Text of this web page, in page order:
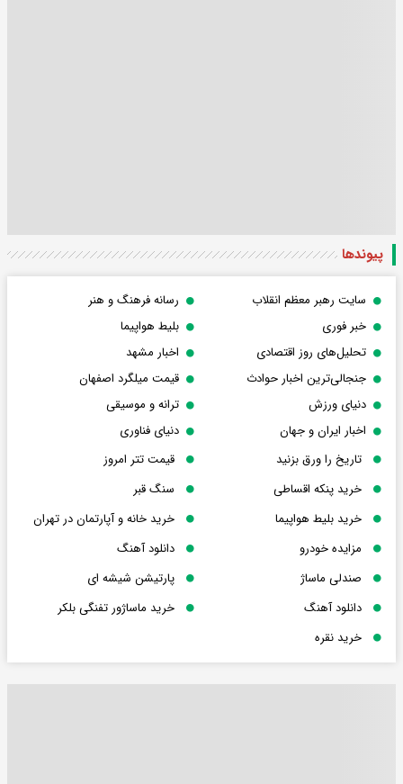
پیوندها
سایت رهبر معظم انقلاب
رسانه فرهنگ و هنر
خبر فوری
بلیط هواپیما
تحلیل‌های روز اقتصادی
اخبار مشهد
جنجالی‌ترین اخبار حوادث
قیمت میلگرد اصفهان
دنیای ورزش
ترانه و موسیقی
اخبار ایران و جهان
دنیای فناوری
تاریخ را ورق بزنید
قیمت تتر امروز
خرید پنکه اقساطی
سنگ قبر
خرید بلیط هواپیما
خرید خانه و آپارتمان در تهران
مزایده خودرو
دانلود آهنگ
صندلی ماساژ
پارتیشن شیشه ای
دانلود آهنگ
خرید ماساژور تفنگی بلکر
خرید نقره